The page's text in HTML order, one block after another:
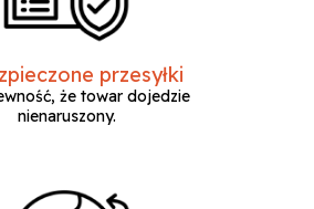
przesyłki
że towar dojedzie
nienaruszony.